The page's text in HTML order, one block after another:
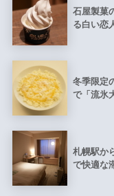
石屋製菓
る白い恋
冬季限定
で「流氷
札幌駅か
で快適な